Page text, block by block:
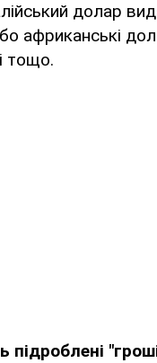
долар
африканські
тощо.
підроблені